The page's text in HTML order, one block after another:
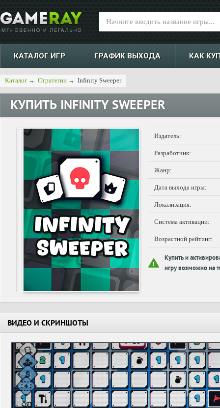
КАТАЛОГ ИГР ГРАФИК ВЫХОДА КАК
Каталог → Стратегии → Infinity Sweeper
КУПИТЬ INFINITY SWEEPER
Издатель:
Разработчик:
Жанр:
Дата выхода игры:
Локализация:
Система активации:
Возрастной рейтинг:
Купить и
игру возможно на
ВИДЕО И СКРИНШОТЫ